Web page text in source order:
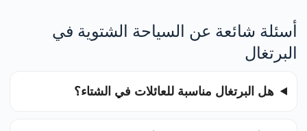
أسئلة شائعة عن السياحة الشتوية في
البرتغال
هل البرتغال مناسبة للعائلات في الشتاء؟